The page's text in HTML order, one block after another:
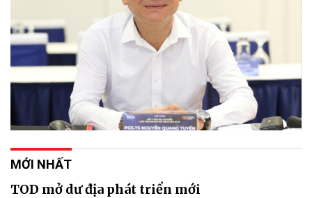
MỚI NHẤT
TOD mở dư địa phát triển mới